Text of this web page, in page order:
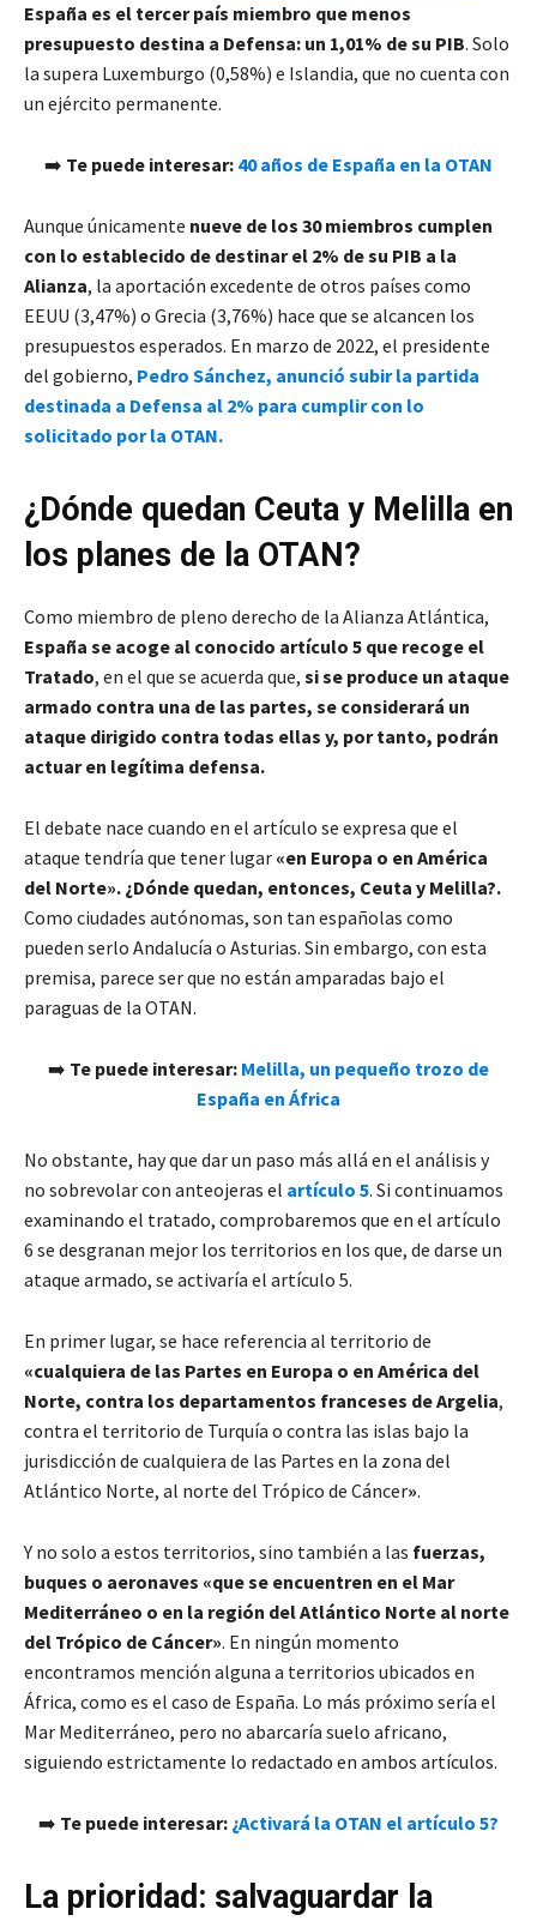
España es el tercer país miembro que menos
presupuesto destina a Defensa: un 1,01% de su PIB. Solo
la supera Luxemburgo (0,58%) e Islandia, que no cuenta con
un ejército permanente.
➡️ Te puede interesar: 40 años de España en la OTAN
Aunque únicamente nueve de los 30 miembros cumplen
con lo establecido de destinar el 2% de su PIB a la
Alianza, la aportación excedente de otros países como
EEUU (3,47%) o Grecia (3,76%) hace que se alcancen los
presupuestos esperados. En marzo de 2022, el presidente
del gobierno, Pedro Sánchez, anunció subir la partida
destinada a Defensa al 2% para cumplir con lo
solicitado por la OTAN.
¿Dónde quedan Ceuta y Melilla en
los planes de la OTAN?
Como miembro de pleno derecho de la Alianza Atlántica,
España se acoge al conocido artículo 5 que recoge el
Tratado, en el que se acuerda que, si se produce un ataque
armado contra una de las partes, se considerará un
ataque dirigido contra todas ellas y, por tanto, podrán
actuar en legítima defensa.
El debate nace cuando en el artículo se expresa que el
ataque tendría que tener lugar «en Europa o en América
del Norte». ¿Dónde quedan, entonces, Ceuta y Melilla?.
Como ciudades autónomas, son tan españolas como
pueden serlo Andalucía o Asturias. Sin embargo, con esta
premisa, parece ser que no están amparadas bajo el
paraguas de la OTAN.
➡️ Te puede interesar: Melilla, un pequeño trozo de
España en África
No obstante, hay que dar un paso más allá en el análisis y
no sobrevolar con anteojeras el artículo 5. Si continuamos
examinando el tratado, comprobaremos que en el artículo
6 se desgranan mejor los territorios en los que, de darse un
ataque armado, se activaría el artículo 5.
En primer lugar, se hace referencia al territorio de
«cualquiera de las Partes en Europa o en América del
Norte, contra los departamentos franceses de Argelia,
contra el territorio de Turquía o contra las islas bajo la
jurisdicción de cualquiera de las Partes en la zona del
Atlántico Norte, al norte del Trópico de Cáncer».
Y no solo a estos territorios, sino también a las fuerzas,
buques o aeronaves «que se encuentren en el Mar
Mediterráneo o en la región del Atlántico Norte al norte
del Trópico de Cáncer». En ningún momento
encontramos mención alguna a territorios ubicados en
África, como es el caso de España. Lo más próximo sería el
Mar Mediterráneo, pero no abarcaría suelo africano,
siguiendo estrictamente lo redactado en ambos artículos.
➡️ Te puede interesar: ¿Activará la OTAN el artículo 5?
La prioridad: salvaguardar la